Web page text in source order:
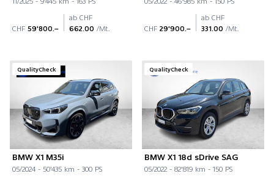
CHF 59'800.–
ab CHF
662.00 /Mt. CHF 29'900.–
ab CHF
331.00 /Mt.
QualityCheck
BMW X1 M35i
05/2024 - 50'435 km - 300 PS
QualityCheck
BMW X1 18d sDrive SAG
05/2022 - 82'819 km - 150 PS